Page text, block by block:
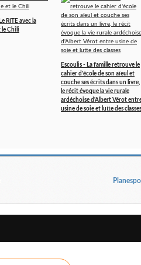
RITE avec la
le Chili
Escoulis - La famille retrouve le
cahier d'école de son aïeul et
couche ses écrits dans un livre,
le récit évoque la vie rurale
ardéchoise d'Albert Vérot
usine de soie et lutte des classes